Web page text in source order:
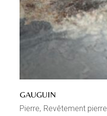
GAUGUIN
Pierre Revêtement pierre